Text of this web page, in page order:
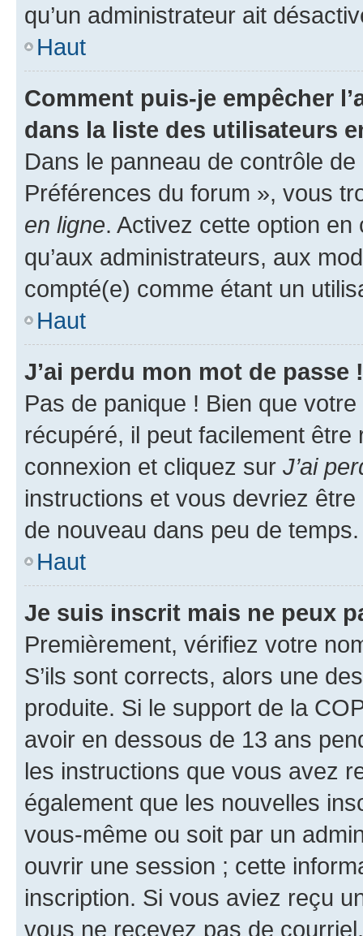
qu’un administrateur ait
Haut
Comment puis-je empêcher
dans la liste des utilisateurs
Dans le panneau de contrôle
Préférences du forum », vous
en ligne. Activez cette option
qu’aux administrateurs, aux
compté(e) comme étant un
Haut
J’ai perdu mon mot de passe !
Pas de panique ! Bien que
récupéré, il peut facilement
connexion et cliquez sur J’ai
instructions et vous devriez
de nouveau dans peu de temps.
Haut
Je suis inscrit mais ne peux
Premièrement, vérifiez votre
S’ils sont corrects, alors une
produite. Si le support de la
avoir en dessous de 13 ans
les instructions que vous avez
également que les nouvelles
vous-même ou soit par un
ouvrir une session ; cette
inscription. Si vous aviez reçu
vous ne recevez pas de